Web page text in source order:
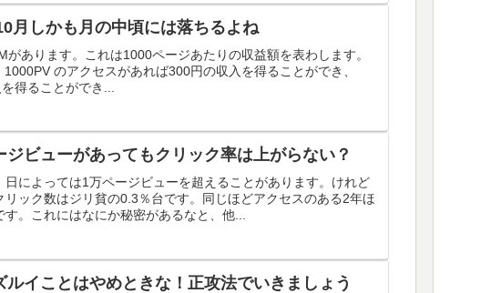
月しかも月の中頃には落ちるよね
があります。これは1000ページあたりの収益額を表わします。
のアクセスがあれば300円の収入を得ることができ、
得ることができ...
ビューがあってもクリック率は上がらない？
によっては1万ページビューを超えることがあります。けれど
ック数はジリ貧の0.3％台です。同じほどアクセスのある2年ほ
。これにはなにか秘密があるなと、他...
イことはやめときな！正攻法でいきましょう